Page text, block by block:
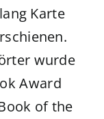
Karte
wurde
Award
of the